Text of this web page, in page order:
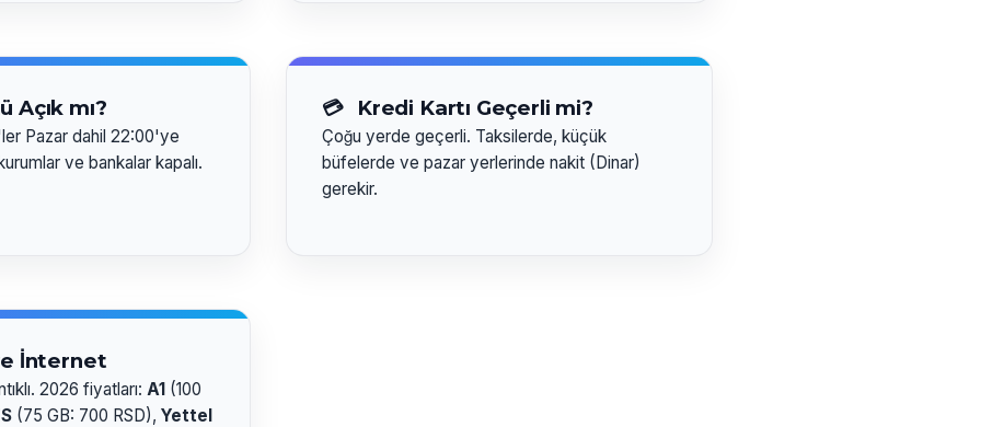
Açık mı?
Pazar dahil 22:00'ye
ve bankalar kapalı.
💳 Kredi Kartı Geçerli mi?
Çoğu yerde geçerli. Taksilerde, küçük
büfelerde ve pazar yerlerinde nakit (Dinar)
gerekir.
İnternet
2026 fiyatları: A1 (100
(75 GB: 700 RSD), Yettel